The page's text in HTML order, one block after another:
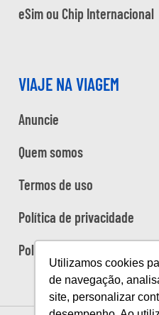
Utilizamos cookies
de navegação,
site, personalizar
eSim ou Chip Internacional
VIAJE NA VIAGEM
Anuncie
Quem somos
Termos de uso
Política de privacidade
Política de cookies